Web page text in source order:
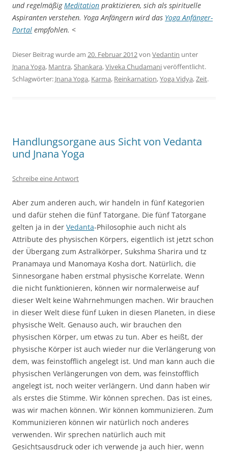
und regelmäßigMeditation praktizieren, sich als spirituelle
Aspiranten verstehen. Yoga Anfängern wird das Yoga Anfänger-
Portal empfohlen. <
Dieser Beitrag wurde am 20. Februar 2012von Vedantin unter
Jnana Yoga, Mantra,Shankara,Viveka Chudamaniveröffentlicht.
Schlagwörter: Jnana Yoga, Karma, Reinkarnation,Yoga Vidya,Zeit.
Handlungsorgane aus Sicht von Vedanta
und Jnana Yoga
Schreibe eine Antwort
Aber zum anderen auch, wir handeln in fünf Kategorien
und dafür stehen die fünf Tatorgane. Die fünf Tatorgane
gelten ja in der Vedanta-Philosophie auch nicht als
Attribute des physischen Körpers, eigentlich ist jetzt schon
der Übergang zum Astralkörper, Sukshma Sharira und tz
Pranamaya und Manomaya Kosha dort. Natürlich, die
Sinnesorgane haben erstmal physische Korrelate. Wenn
die nicht funktionieren, können wir normalerweise auf
dieser Welt keine Wahrnehmungen machen. Wir brauchen
in dieser Welt diese fünf Luken in diesen Planeten, in diese
physische Welt. Genauso auch, wir brauchen den
physischen Körper, um etwas zu tun. Aber es heißt, der
physische Körper ist auch wieder nur die Verlängerung von
dem, was feinstofflich angelegt ist. Und man kann auch die
physischen Verlängerungen von dem, was feinstofflich
angelegt ist, noch weiter verlängern. Und dann haben wir
als erstes die Stimme. Wir können sprechen. Das ist eines,
was wir machen können. Wir können kommunizieren. Zum
Kommunizieren können wir natürlich noch anderes
verwenden. Wir sprechen natürlich auch mit
Gesichtsausdruck oder ich verwende ja auch hier, wenn